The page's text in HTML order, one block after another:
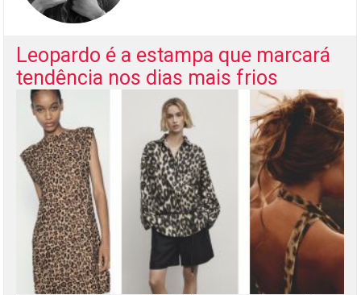
Leopardo é a estampa que marcará
tendência nos dias mais frios